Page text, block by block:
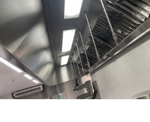
Red Bull House